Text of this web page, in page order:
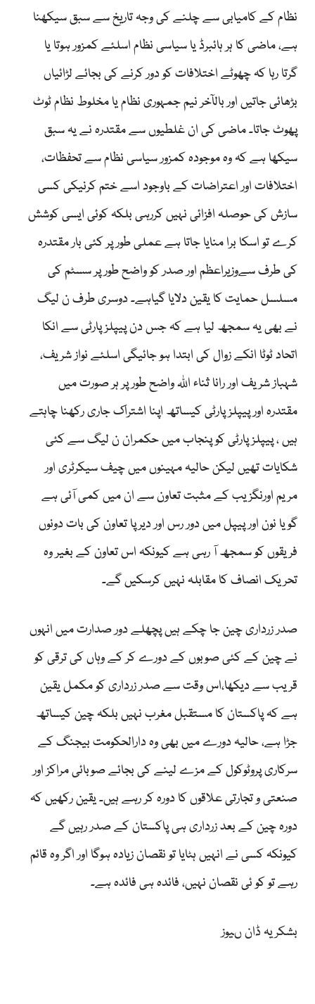
نظام کے کامیابی سے چلنے کی وجہ تاریخ سے سبق سیکھنا
ہے، ماضی کا ہر ہائبرڈ یا سیاسی نظام اسلئے کمزور ہوتا یا
گرتا رہا کہ چھوٹے اختلافات کو دور کرنے کی بجائے لڑائیاں
بڑھائی جاتیں اور بالآخر نیم جمہوری نظام یا مخلوط نظام ٹوٹ
پھوٹ جاتا۔ ماضی کی ان غلطیوں سے مقتدرہ نے یہ سبق
سیکھا ہے کہ وہ موجودہ کمزور سیاسی نظام سے تحفظات،
اختلافات اور اعتراضات کے باوجود اسے ختم کرنیکی کسی
سازش کی حوصلہ افزائی نہیں کررہی بلکہ کوئی ایسی کوشش
کرے تو اسکا برا منایا جاتا ہے عملی طور پر کئی بار مقتدرہ
کی طرف سےوزیراعظم اور صدر کو واضح طور پر سسٹم کی
مسلسل حمایت کا یقین دلایا گیاہے۔ دوسری طرف ن لیگ
نے بھی یہ سمجھ لیا ہے کہ جس دن پیپلز پارٹی سے انکا
اتحاد ٹوٹا انکے زوال کی ابتدا ہو جائیگی اسلئے نواز شریف،
شہباز شریف اور رانا ثناء اللہ واضح طور پر ہر صورت میں
مقتدرہ اور پیپلز پارٹی کیساتھ اپنا اشتراک جاری رکھنا چاہتے
ہیں ، پیپلز پارٹی کو پنجاب میں حکمران ن لیگ سے کئی
شکایات تھیں لیکن حالیہ مہینوں میں چیف سیکرٹری اور
مریم اورنگزیب کے مثبت تعاون سے ان میں کمی آئی ہے
گویا نون اور پیپل میں دور رس اور دیرپا تعاون کی بات دونوں
فریقوں کو سمجھ آ رہی ہے کیونکہ اس تعاون کے بغیر وہ
تحریک انصاف کا مقابلہ نہیں کرسکیں گے۔
صدر زرداری چین جا چکے ہیں پچھلے دور صدارت میں انہوں
نے چین کے کئی صوبوں کے دورے کر کے وہاں کی ترقی کو
قریب سے دیکھا،اس وقت سے صدر زرداری کو مکمل یقین
ہے کہ پاکستان کا مستقبل مغرب نہیں بلکہ چین کیساتھ
جڑا ہے، حالیہ دورے میں بھی وہ دارالحکومت بیجنگ کے
سرکاری پروٹوکول کے مزے لینے کی بجائے صوبائی مراکز اور
صنعتی و تجارتی علاقوں کا دورہ کر رہے ہیں۔ یقین رکھیں کہ
دورہ چین کے بعد زرداری ہی پاکستان کے صدر رہیں گے
کیونکہ کسی نے انہیں ہٹایا تو نقصان زیادہ ہوگا اور اگر وہ قائم
رہے تو کو ئی نقصان نہیں، فائدہ ہی فائدہ ہے۔
بشکریہ ڈان ںیوز